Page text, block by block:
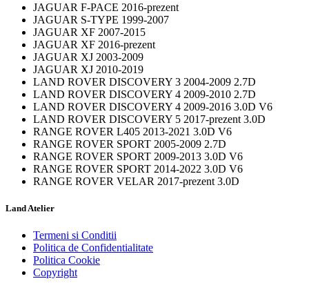
JAGUAR F-PACE 2016-prezent
JAGUAR S-TYPE 1999-2007
JAGUAR XF 2007-2015
JAGUAR XF 2016-prezent
JAGUAR XJ 2003-2009
JAGUAR XJ 2010-2019
LAND ROVER DISCOVERY 3 2004-2009 2.7D
LAND ROVER DISCOVERY 4 2009-2010 2.7D
LAND ROVER DISCOVERY 4 2009-2016 3.0D V6
LAND ROVER DISCOVERY 5 2017-prezent 3.0D
RANGE ROVER L405 2013-2021 3.0D V6
RANGE ROVER SPORT 2005-2009 2.7D
RANGE ROVER SPORT 2009-2013 3.0D V6
RANGE ROVER SPORT 2014-2022 3.0D V6
RANGE ROVER VELAR 2017-prezent 3.0D
Land Atelier
Termeni si Conditii
Politica de Confidentialitate
Politica Cookie
Copyright